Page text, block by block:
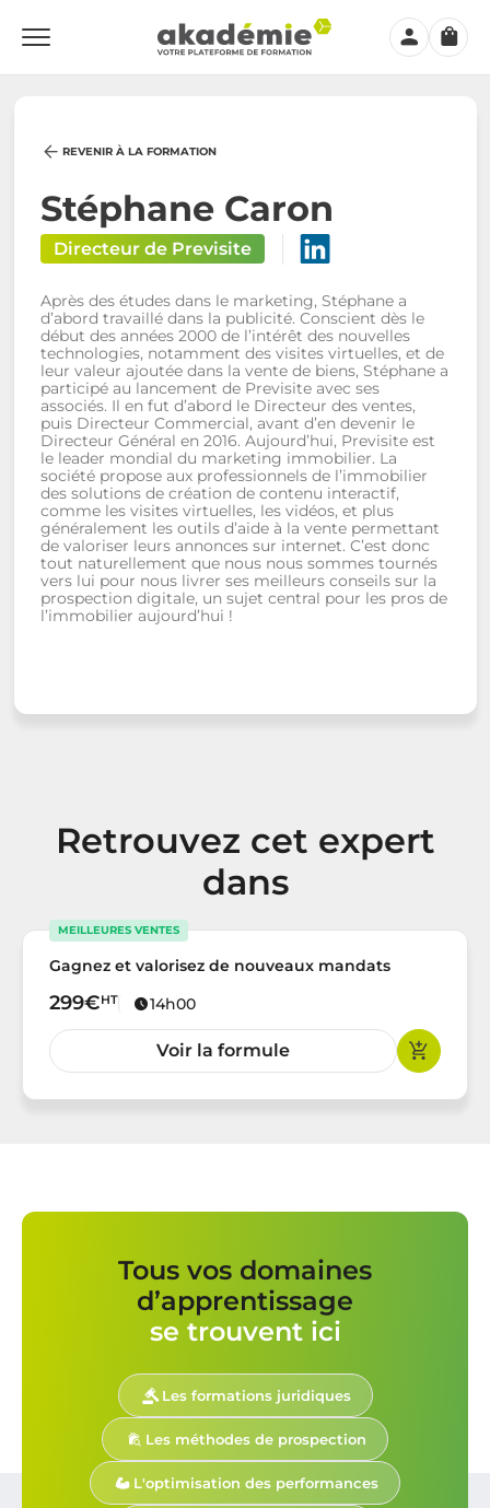
Mon
comptePanier
REVENIR À LA FORMATION
Stéphane Caron
Directeur de Previsite
Après des études dans le marketing, Stéphane a
d’abord travaillé dans la publicité. Conscient dès le
début des années 2000 de l’intérêt des nouvelles
technologies, notamment des visites virtuelles, et de
leur valeur ajoutée dans la vente de biens, Stéphane a
participé au lancement de Previsite avec ses
associés. Il en fut d’abord le Directeur des ventes,
puis Directeur Commercial, avant d’en devenir le
Directeur Général en 2016. Aujourd’hui, Previsite est
le leader mondial du marketing immobilier. La
société propose aux professionnels de l’immobilier
des solutions de création de contenu interactif,
comme les visites virtuelles, les vidéos, et plus
généralement les outils d’aide à la vente permettant
de valoriser leurs annonces sur internet. C’est donc
tout naturellement que nous nous sommes tournés
vers lui pour nous livrer ses meilleurs conseils sur la
prospection digitale, un sujet central pour les pros de
l’immobilier aujourd’hui !
Retrouvez cet expert
dans
MEILLEURES VENTES
Gagnez et valorisez de nouveaux mandats
299€HT 14h00
Voir la formule
Tous vos domaines
d’apprentissage
se trouvent ici
Les formations juridiques
Les méthodes de prospection
L'optimisation des performances